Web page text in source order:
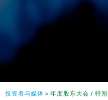
投资者与媒体 > 年度股东大会 / 特